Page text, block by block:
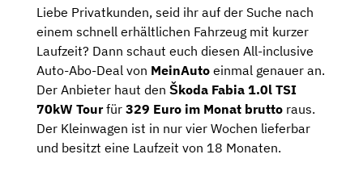
Liebe Privatkunden, seid ihr auf der Suche nach
einem schnell erhältlichen Fahrzeug mit kurzer
Laufzeit? Dann schaut euch diesen All-inclusive
Auto-Abo-Deal von MeinAuto einmal genauer an.
Der Anbieter haut den Škoda Fabia 1.0l TSI
70kW Tourfür 329 Euro im Monat brutto raus.
Der Kleinwagen ist in nur vier Wochen lieferbar
und besitzt eine Laufzeit von 18 Monaten.